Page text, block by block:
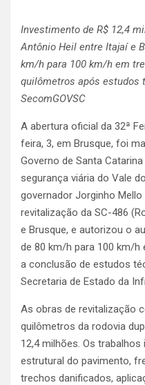
Investimento de R$ 12,4
Antônio Heil entre Itajaí e
km/h para 100 km/h em
quilômetros após estudos
SecomGOVSC
A abertura oficial da 32ª
feira, 3, em Brusque, foi
Governo de Santa
segurança viária do Vale
governador Jorginho
revitalização da SC-486
e Brusque, e autorizou o
de 80 km/h para 100 km/h
a conclusão de estudos
Secretaria de Estado da
As obras de revitalização
quilômetros da rodovia
12,4 milhões. Os
estrutural do pavimento,
trechos danificados,